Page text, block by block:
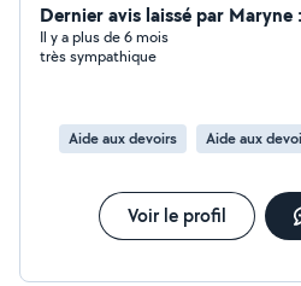
apprendre à s'organiser.
Dernier avis laissé par Maryne
Il y a plus de 6 mois
très sympathique
Aide aux devoirs Aide aux
Voir le profil